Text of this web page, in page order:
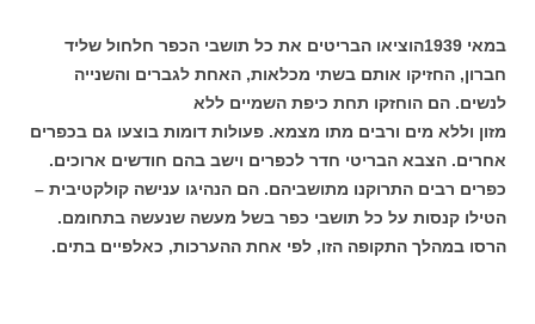
במאי 1939הוציאו הבריטים את כל תושבי הכפר חלחול שליד
חברון, החזיקו אותם בשתי מכלאות, האחת לגברים והשנייה
לנשים. הם הוחזקו תחת כיפת השמיים ללא
מזון וללא מים ורבים מתו מצמא. פעולות דומות בוצעו גם בכפרים
אחרים. הצבא הבריטי חדר לכפרים וישב בהם חודשים ארוכים.
כפרים רבים התרוקנו מתושביהם. הם הנהיגו ענישה קולקטיבית –
הטילו קנסות על כל תושבי כפר בשל מעשה שנעשה בתחומם.
הרסו במהלך התקופה הזו, לפי אחת ההערכות, כאלפיים בתים.